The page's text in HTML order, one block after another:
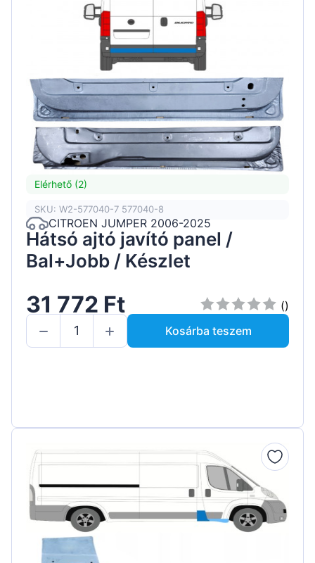
Elérhető (2)
SKU: W2-577040-7 577040-8
CITROEN JUMPER 2006-2025
Hátsó ajtó javító panel /
Bal+Jobb / Készlet
31 772 Ft
()
Kosárba teszem